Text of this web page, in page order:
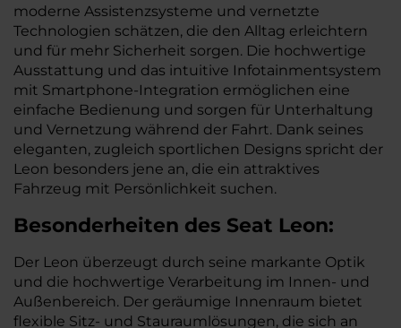
moderne Assistenzsysteme und vernetzte
Technologien schätzen, die den Alltag erleichtern
und für mehr Sicherheit sorgen. Die hochwertige
Ausstattung und das intuitive Infotainmentsystem
mit Smartphone-Integration ermöglichen eine
einfache Bedienung und sorgen für Unterhaltung
und Vernetzung während der Fahrt. Dank seines
eleganten, zugleich sportlichen Designs spricht der
Leon besonders jene an, die ein attraktives
Fahrzeug mit Persönlichkeit suchen.
Besonderheiten des Seat Leon:
Der Leon überzeugt durch seine markante Optik
und die hochwertige Verarbeitung im Innen- und
Außenbereich. Der geräumige Innenraum bietet
flexible Sitz- und Stauraumlösungen, die sich an